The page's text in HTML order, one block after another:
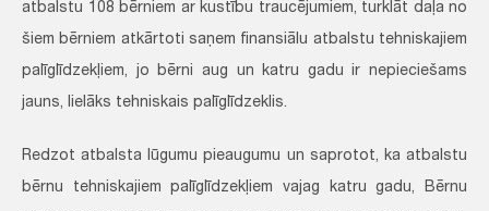
atbalstu 108 bērniem ar kustību traucējumiem, turklāt daļa no
šiem bērniem atkārtoti saņem finansiālu atbalstu tehniskajiem
palīglīdzekļiem, jo bērni aug un katru gadu ir nepieciešams
jauns, lielāks tehniskais palīglīdzeklis.
Redzot atbalsta lūgumu pieaugumu un saprotot, ka atbalstu
bērnu tehniskajiem palīglīdzekļiem vajag katru gadu, Bērnu